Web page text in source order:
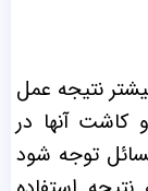
نتیجه عمل
کاشت آنها در
توجه شود